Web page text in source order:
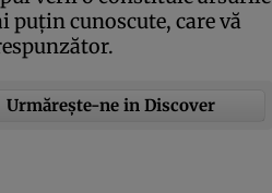
puţin cunoscute, care vă
Urmărește-ne in Discover